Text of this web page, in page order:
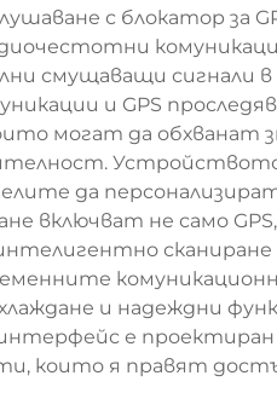
с блокатор за
смущаващи
и GPS
могат да обхванат
да
включват не само
и надеждни
е проектиран
които я правят